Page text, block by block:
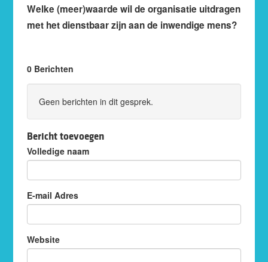
Welke (meer)waarde wil de organisatie uitdragen
met het dienstbaar zijn aan de inwendige mens?
0 Berichten
Geen berichten in dit gesprek.
Bericht toevoegen
Volledige naam
E-mail Adres
Website